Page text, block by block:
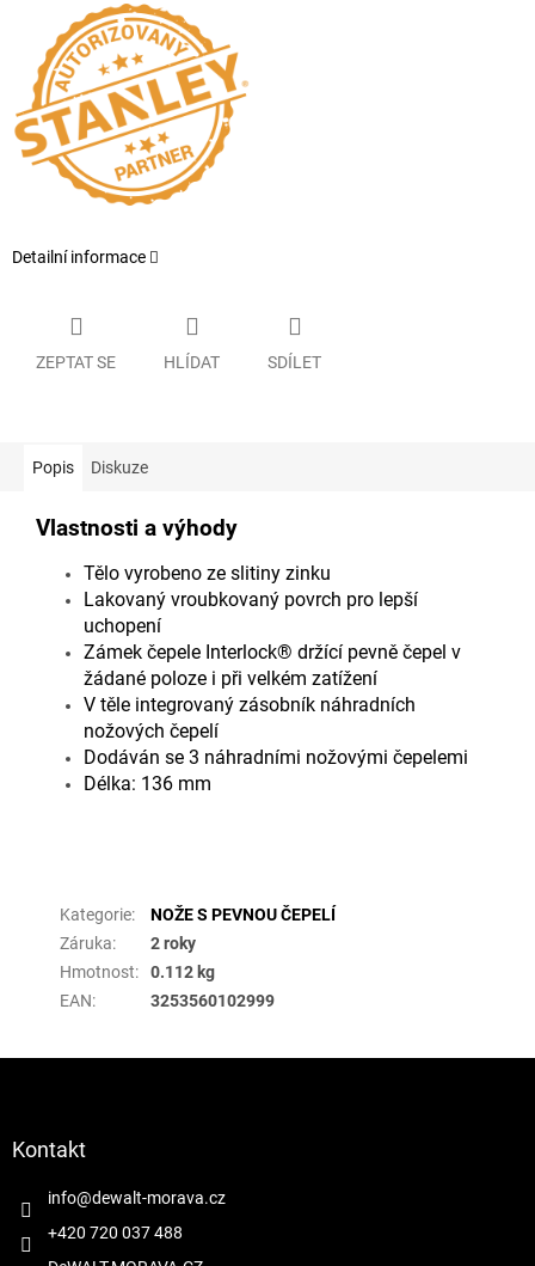
Detailní informace
ZEPTAT SE HLÍDAT SDÍLET
Popis Diskuze
Vlastnosti a výhody
Tělo vyrobeno ze slitiny zinku
Lakovaný vroubkovaný povrch pro lepší
uchopení
Zámek čepele Interlock® držící pevně čepel v
žádané poloze i při velkém zatížení
V těle integrovaný zásobník náhradních
nožových čepelí
Dodáván se 3 náhradními nožovými čepelemi
Délka: 136 mm
Kategorie:
NOŽE S PEVNOU ČEPELÍ
Záruka:
2 roky
Hmotnost:
0.112 kg
EAN: 3253560102999
Kontakt
info@dewalt-morava.cz
+420 720 037 488